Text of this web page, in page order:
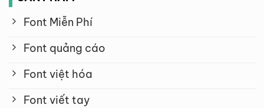
Font Miễn Phí
Font quảng cáo
Font việt hóa
Font viết tay